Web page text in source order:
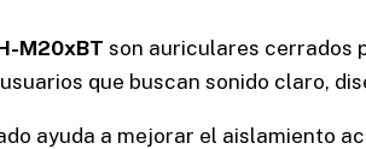
M20xBT son auriculares cerrados
que buscan sonido claro,
ayuda a mejorar el aislamiento